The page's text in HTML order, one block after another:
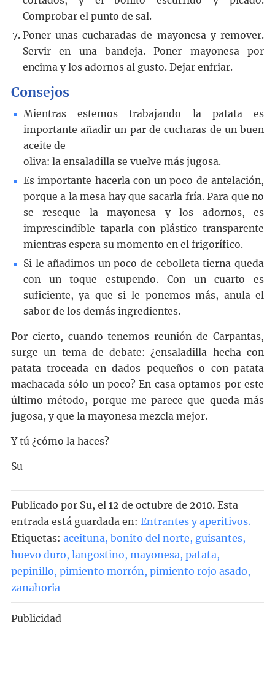
Comprobar el punto de sal.
Poner unas cucharadas de mayonesa y remover.
Servir en una bandeja. Poner mayonesa por
encima y los adornos al gusto. Dejar enfriar.
Consejos
Mientras estemos trabajando la patata es
importante añadir un par de cucharas de un buen
aceite de
oliva: la ensaladilla se vuelve más jugosa.
Es importante hacerla con un poco de antelación,
porque a la mesa hay que sacarla fría. Para que no
se reseque la mayonesa y los adornos, es
imprescindible taparla con plástico transparente
mientras espera su momento en el frigorífico.
Si le añadimos un poco de cebolleta tierna queda
con un toque estupendo. Con un cuarto es
suficiente, ya que si le ponemos más, anula el
sabor de los demás ingredientes.
Por cierto, cuando tenemos reunión de Carpantas,
surge un tema de debate: ¿ensaladilla hecha con
patata troceada en dados pequeños o con patata
machacada sólo un poco? En casa optamos por este
último método, porque me parece que queda más
jugosa, y que la mayonesa mezcla mejor.
Y tú ¿cómo la haces?
Su
Publicado por Su, el 12 de octubre de 2010. Esta
entrada está guardada en: Entrantes y aperitivos.
Etiquetas: aceituna, bonito del norte, guisantes,
huevo duro, langostino, mayonesa, patata,
pepinillo, pimiento morrón , pimiento rojo asado,
zanahoria
Publicidad